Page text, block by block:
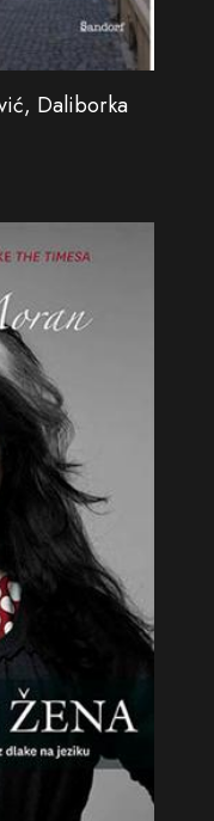
Daliborka